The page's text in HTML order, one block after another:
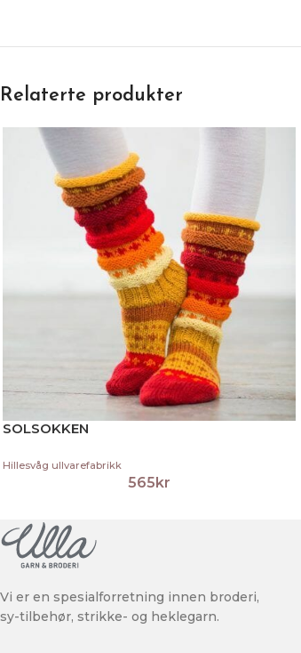
Relaterte produkter
SOLSOKKEN
Hillesvåg ullvarefabrikk
565kr
Vi er en spesialforretning innen broderi,
sy-tilbehør, strikke- og heklegarn.